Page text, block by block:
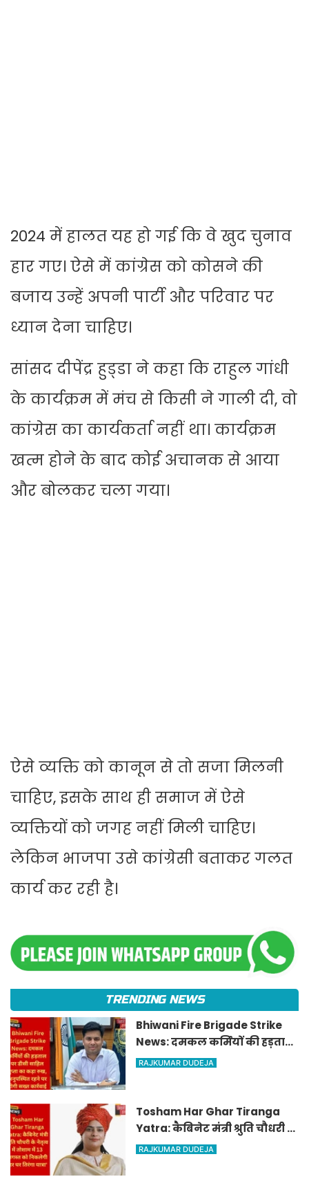
2024 में हालत यह हो गई कि वे खुद चुनाव
हार गए। ऐसे में कांग्रेस को कोसने की
बजाय उन्हें अपनी पार्टी और परिवार पर
ध्यान देना चाहिए।
सांसद दीपेंद्र हुड्‌डा ने कहा कि राहुल गांधी
के कार्यक्रम में मंच से किसी ने गाली दी, वो
कांग्रेस का कार्यकर्ता नहीं था। कार्यक्रम
खत्म होने के बाद कोई अचानक से आया
और बोलकर चला गया।
ऐसे व्यक्ति को कानून से तो सजा मिलनी
चाहिए, इसके साथ ही समाज में ऐसे
व्यक्तियों को जगह नहीं मिली चाहिए।
लेकिन भाजपा उसे कांग्रेसी बताकर गलत
कार्य कर रही है।
TRENDING NEWS
Bhiwani Fire Brigade Strike
News: दमकल कर्मियों की हड़ताल
पर डीसी साहिल गुप्ता का कड़ा रुख,
RAJKUMAR DUDEJA
Tosham Har Ghar Tiranga
Yatra: कैबिनेट मंत्री श्रुति चौधरी के
नेतृत्व में तोशाम में 13 अगस्त को
RAJKUMAR DUDEJA